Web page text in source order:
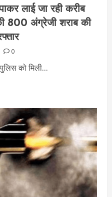
लाई जा रही करीब
800 अंग्रेजी शराब की
0
को मिली...